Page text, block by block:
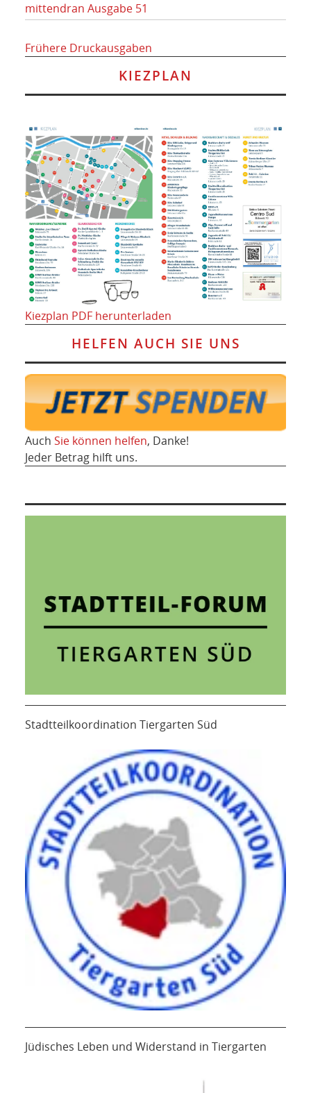
mittendran Ausgabe 51
Frühere Druckausgaben
KIEZPLAN
Kiezplan PDF herunterladen
HELFEN AUCH SIE UNS
Auch Sie können helfen, Danke!
Jeder Betrag hilft uns.
Stadtteilkoordination Tiergarten Süd
Jüdisches Leben und Widerstand in Tiergarten